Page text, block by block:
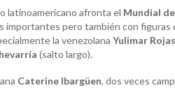
latinoamericano afronta el Mundial
importantes pero también con figuras
la venezolana Yulimar Rojas
(salto largo).
Caterine Ibargüen, dos veces